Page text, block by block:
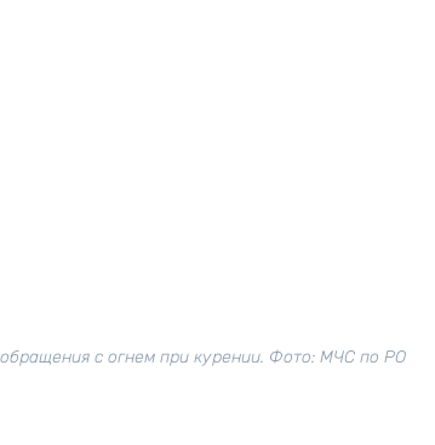
с огнем при курении. Фото: МЧС по РО